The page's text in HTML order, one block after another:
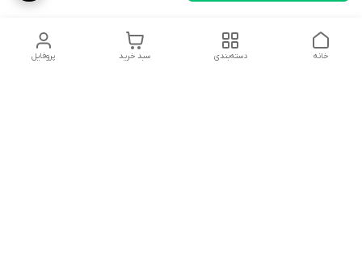
پروفایل سبد خرید دسته‌بندی خانه